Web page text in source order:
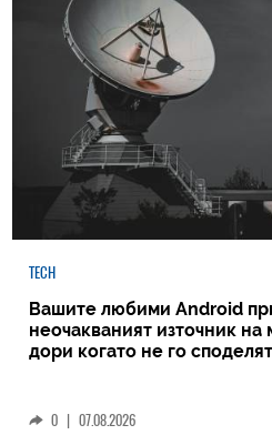
TECH
Вашите любими Android
неочакваният източник
дори когато не го
0 | 07.08.2026